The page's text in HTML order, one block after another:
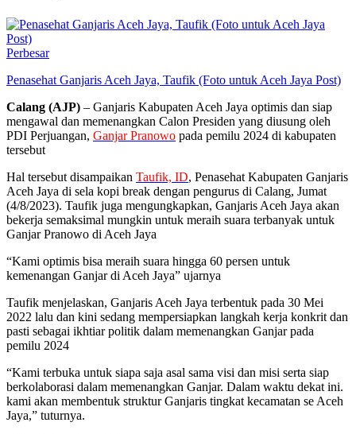
Perbesar
Penasehat Ganjaris Aceh Jaya, Taufik (Foto untuk Aceh Jaya Post)
Calang (AJP) – Ganjaris Kabupaten Aceh Jaya optimis dan siap
mengawal dan memenangkan Calon Presiden yang diusung oleh
PDI Perjuangan, Ganjar Pranowo pada pemilu 2024 di kabupaten
tersebut
Hal tersebut disampaikan Taufik, ID, Penasehat Kabupaten Ganjaris
Aceh Jaya di sela kopi break dengan pengurus di Calang, Jumat
(4/8/2023). Taufik juga mengungkapkan, Ganjaris Aceh Jaya akan
bekerja semaksimal mungkin untuk meraih suara terbanyak untuk
Ganjar Pranowo di Aceh Jaya
“Kami optimis bisa meraih suara hingga 60 persen untuk
kemenangan Ganjar di Aceh Jaya” ujarnya
Taufik menjelaskan, Ganjaris Aceh Jaya terbentuk pada 30 Mei
2022 lalu dan kini sedang mempersiapkan langkah kerja konkrit dan
pasti sebagai ikhtiar politik dalam memenangkan Ganjar pada
pemilu 2024
“Kami terbuka untuk siapa saja asal sama visi dan misi serta siap
berkolaborasi dalam memenangkan Ganjar. Dalam waktu dekat ini.
kami akan membentuk struktur Ganjaris tingkat kecamatan se Aceh
Jaya,” tuturnya.